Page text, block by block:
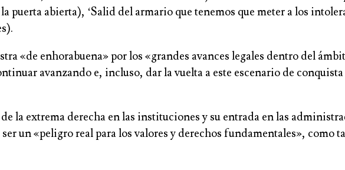
abierta), ‘Salid del armario que tenemos que meter a los
«de enhorabuena» por los «grandes avances legales dentro del
avanzando e, incluso, dar la vuelta a este escenario de
la extrema derecha en las instituciones y su entrada en las
un «peligro real para los valores y derechos fundamentales», como